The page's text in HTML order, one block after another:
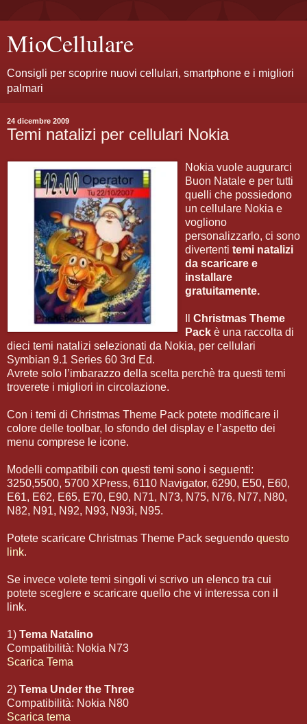
MioCellulare
Consigli per scoprire nuovi cellulari, smartphone e i migliori
palmari
24 dicembre 2009
Temi natalizi per cellulari Nokia
Nokia vuole augurarci
Buon Natale e per tutti
quelli che possiedono
un cellulare Nokia e
vogliono
personalizzarlo, ci sono
divertenti temi natalizi
da scaricare e
installare
gratuitamente.
Christmas Theme
Pack è una raccolta di
dieci temi natalizi selezionati da Nokia, per cellulari
Symbian 9.1 Series 60 3rd Ed.
Avrete solo l’imbarazzo della scelta perchè tra questi temi
troverete i migliori in circolazione.
Con i temi di Christmas Theme Pack potete modificare il
colore delle toolbar, lo sfondo del display e l’aspetto dei
menu comprese le icone.
Modelli compatibili con questi temi sono i seguenti:
3250,5500, 5700 XPress, 6110 Navigator, 6290, E50, E60,
E61, E62, E65, E70, E90, N71, N73, N75, N76, N77, N80,
N82, N91, N92, N93, N93i, N95.
Potete scaricare Christmas Theme Pack seguendo questo
link.
Se invece volete temi singoli vi scrivo un elenco tra cui
potete sceglere e scaricare quello che vi interessa con il
link.
1) Tema Natalino
Compatibilità: Nokia N73
Scarica Tema
2) Tema Under the Three
Compatibilità: Nokia N80
Scarica tema